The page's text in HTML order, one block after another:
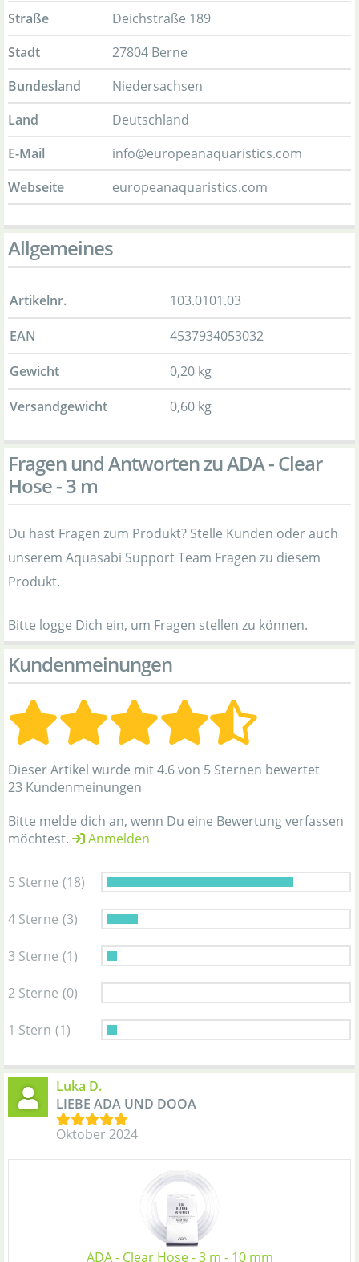
Straße
Deichstraße 189
Stadt
27804 Berne
Bundesland
Niedersachsen
Land
Deutschland
E-Mail
info@europeanaquaristics.com
Webseite
europeanaquaristics.com
Allgemeines
Artikelnr.
103.0101.03
EAN
4537934053032
Gewicht
0,20 kg
Versandgewicht
0,60 kg
Fragen und Antworten zu ADA - Clear
Hose - 3 m
Du hast Fragen zum Produkt? Stelle Kunden oder auch
unserem Aquasabi Support Team Fragen zu diesem
Produkt.
Bitte logge Dich ein, um Fragen stellen zu können.
Kundenmeinungen
Dieser Artikel wurde mit 4.6 von 5 Sternen bewertet
23 Kundenmeinungen
Bitte melde dich an, wenn Du eine Bewertung verfassen
möchtest.
Anmelden
5 Sterne (18)
4 Sterne (3)
3 Sterne (1)
2 Sterne (0)
1 Stern (1)
Luka D.
LIEBE ADA UND DOOA
Oktober 2024
ADA - Clear Hose - 3 m - 10 mm